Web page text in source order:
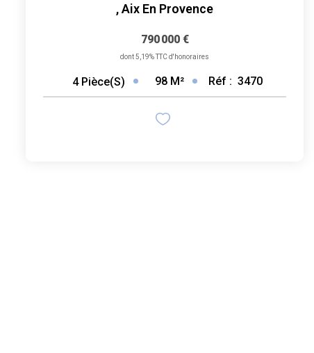
,Aix En Provence
790 000 €
dont 5,19% TTC d'honoraires
4 Pièce(s) 98 M² Réf : 3470